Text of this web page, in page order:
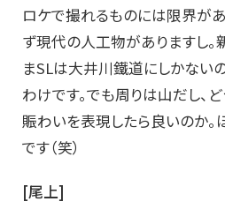
ロケで撮れるものには限界があ
ず現代の人工物がありますし。
まSLは大井川鐵道にしかない
わけです。でも周りは山だし、
賑わいを表現したら良いのか
です（笑）
[尾上]